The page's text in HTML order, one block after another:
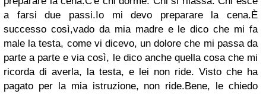
a farsi due passi.Io mi devo preparare la cena.È
successo così,vado da mia madre e le dico che mi fa
male la testa, come vi dicevo, un dolore che mi passa da
parte a parte e via così, le dico anche quella cosa che mi
ricorda di averla, la testa, e lei non ride. Visto che ha
pagato per la mia istruzione, non ride.Bene, le chiedo